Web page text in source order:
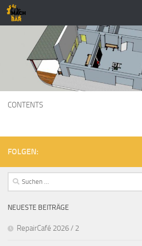
Zum Inhalt springen
CONTENTS
FOLGEN:
Suchen
nach:
NEUESTE BEITRÄGE
RepairCafé 2026 / 2